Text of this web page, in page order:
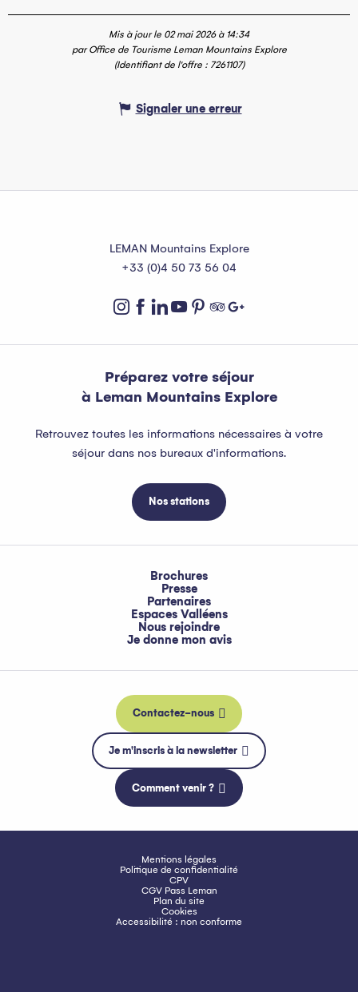
Mis à jour le 02 mai 2026 à 14:34
par Office de Tourisme Leman Mountains Explore
(Identifiant de l'offre : 7261107)
Signaler une erreur
LEMAN Mountains Explore
+33 (0)4 50 73 56 04
Préparez votre séjour
à Leman Mountains Explore
Retrouvez toutes les informations nécessaires à votre
séjour dans nos bureaux d'informations.
Nos stations
Brochures
Presse
Partenaires
Espaces Valléens
Nous rejoindre
Je donne mon avis
Contactez-nous
Je m'inscris à la newsletter
Comment venir ?
Mentions légales
Politique de confidentialité
CPV
CGV Pass Leman
Plan du site
Cookies
Accessibilité : non conforme